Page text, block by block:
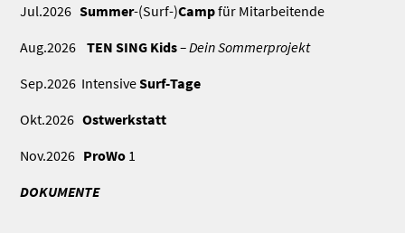
Jul.2026Summer-(Surf-)Campfür Mitarbeitende
Aug.2026TEN SING Kids– Dein Sommerprojekt
Sep.2026 IntensiveSurf-Tage
Okt.2026Ostwerkstatt
Nov.2026 ProWo 1
DOKUMENTE